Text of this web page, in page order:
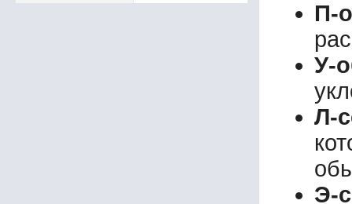
П-
У-
Л-
Э-